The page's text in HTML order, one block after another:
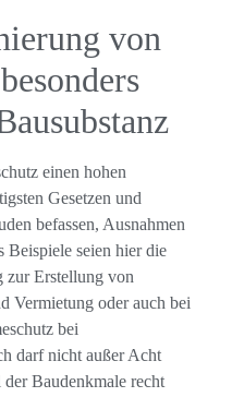
von
einen hohen
Gesetzen und
befassen, Ausnahmen
Beispiele seien hier die
zur Erstellung von
Vermietung oder auch bei
bei
darf nicht außer Acht
der Baudenkmale recht